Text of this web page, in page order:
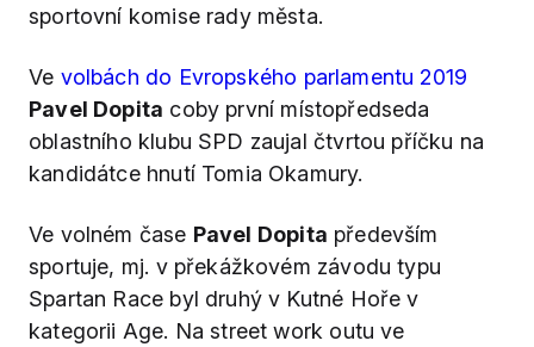
sportovní komise rady města.
Ve volbách do Evropského parlamentu 2019
Pavel Dopita coby první místopředseda
oblastního klubu SPD zaujal čtvrtou příčku na
kandidátce hnutí Tomia Okamury.
Ve volném čase Pavel Dopita především
sportuje, mj. v překážkovém závodu typu
Spartan Race byl druhý v Kutné Hoře v
kategorii Age. Na street work outu ve